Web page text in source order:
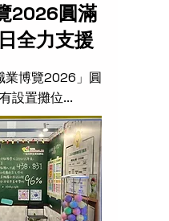
2026圓滿
全力支援
業博覽2026」圓
設置攤位...